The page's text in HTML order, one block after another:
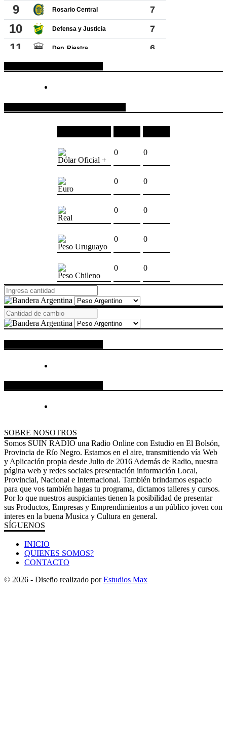
Dólar Oficial +
0 0
Euro
0 0
Real
0 0
Peso Uruguayo
0 0
Peso Chileno
0 0
SOBRE NOSOTROS
Somos SUIN RADIO una Radio Online con Estudio en El Bolsón,
Provincia de Río Negro. Estamos en el aire, transmitiendo vía Web
y Aplicación propia desde Julio de 2016 Además de Radio, nuestra
página web y redes sociales presentación información Local,
Provincial, Nacional e Internacional. También brindamos espacio
para que vos también hagas tu programa, dictamos talleres y cursos.
Por lo que nuestros auspiciantes tienen la posibilidad de presentar
sus Productos, Empresas y Emprendimientos a un público joven con
interes en la buena Musica y Cultura en general.
SÍGUENOS
INICIO
QUIENES SOMOS?
CONTACTO
© 2026 - Diseño realizado porEstudios Max